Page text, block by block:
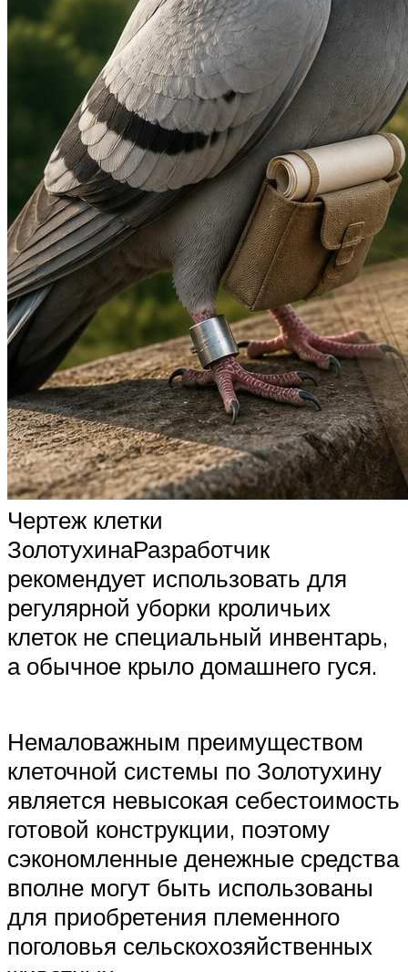
Чертеж клетки
ЗолотухинаРазработчик
рекомендует использовать для
регулярной уборки кроличьих
клеток не специальный инвентарь,
а обычное крыло домашнего гуся.
Немаловажным преимуществом
клеточной системы по Золотухину
является невысокая себестоимость
готовой конструкции, поэтому
сэкономленные денежные средства
вполне могут быть использованы
для приобретения племенного
поголовья сельскохозяйственных